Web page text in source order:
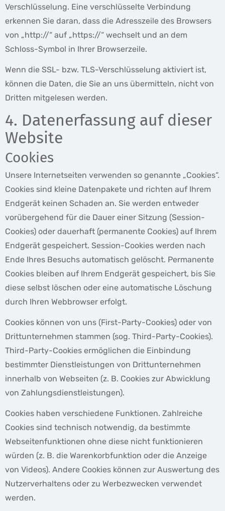
Verschlüsselung. Eine verschlüsselte Verbindung
erkennen Sie daran, dass die Adresszeile des Browsers
von „http://“ auf „https://“ wechselt und an dem
Schloss-Symbol in Ihrer Browserzeile.
Wenn die SSL- bzw. TLS-Verschlüsselung aktiviert ist,
können die Daten, die Sie an uns übermitteln, nicht von
Dritten mitgelesen werden.
4. Datenerfassung auf dieser
Website
Cookies
Unsere Internetseiten verwenden so genannte „Cookies“.
Cookies sind kleine Datenpakete und richten auf Ihrem
Endgerät keinen Schaden an. Sie werden entweder
vorübergehend für die Dauer einer Sitzung (Session-
Cookies) oder dauerhaft (permanente Cookies) auf Ihrem
Endgerät gespeichert. Session-Cookies werden nach
Ende Ihres Besuchs automatisch gelöscht. Permanente
Cookies bleiben auf Ihrem Endgerät gespeichert, bis Sie
diese selbst löschen oder eine automatische Löschung
durch Ihren Webbrowser erfolgt.
Cookies können von uns (First-Party-Cookies) oder von
Drittunternehmen stammen (sog. Third-Party-Cookies).
Third-Party-Cookies ermöglichen die Einbindung
bestimmter Dienstleistungen von Drittunternehmen
innerhalb von Webseiten (z. B. Cookies zur Abwicklung
von Zahlungsdienstleistungen).
Cookies haben verschiedene Funktionen. Zahlreiche
Cookies sind technisch notwendig, da bestimmte
Webseitenfunktionen ohne diese nicht funktionieren
würden (z. B. die Warenkorbfunktion oder die Anzeige
von Videos). Andere Cookies können zur Auswertung des
Nutzerverhaltens oder zu Werbezwecken verwendet
werden.